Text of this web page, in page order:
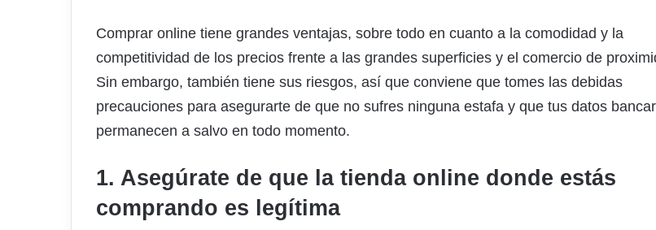
Comprar online tiene grandes ventajas, sobre todo en cuanto a la comodidad y la
competitividad de los precios frente a las grandes superficies y el comercio de
Sin embargo, también tiene sus riesgos, así que conviene que tomes las debidas
precauciones para asegurarte de que no sufres ninguna estafa y que tus datos
permanecen a salvo en todo momento.
1. Asegúrate de que la tienda online donde estás
comprando es legítima